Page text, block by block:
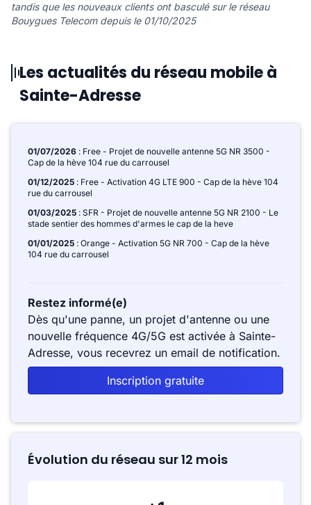
tandis que les nouveaux clients ont basculé sur le réseau
Bouygues Telecom depuis le 01/10/2025
Les actualités du réseau mobile à
Sainte-Adresse
01/07/2026 : Free - Projet de nouvelle antenne 5G NR 3500 -
Cap de la hève 104 rue du carrousel
01/12/2025 : Free - Activation 4G LTE 900 - Cap de la hève 104
rue du carrousel
01/03/2025 : SFR - Projet de nouvelle antenne 5G NR 2100 - Le
stade sentier des hommes d'armes le cap de la heve
01/01/2025 : Orange - Activation 5G NR 700 - Cap de la hève
104 rue du carrousel
Restez informé(e)
Dès qu'une panne, un projet d'antenne ou une
nouvelle fréquence 4G/5G est activée à Sainte-
Adresse, vous recevrez un email de notification.
Inscription gratuite
Évolution du réseau sur 12 mois